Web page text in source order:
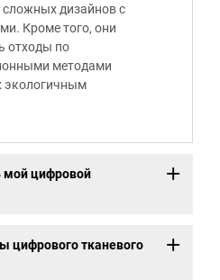
дизайнов с
Кроме того, они
отходы по
методами
экологичным
мой цифровой
цифрового тканевого